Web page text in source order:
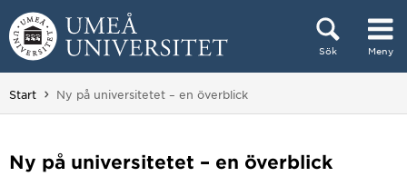
Hoppa direkt till innehållet
Sök Meny
Huvudmenyn dold.
Start Du är här:
Ny på universitetet – en överblick
Ny på universitetet – en överblick